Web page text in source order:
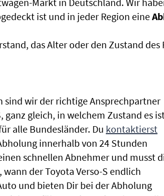
ist und in jeder Region eine
das Alter oder den Zustand des
sind wir der richtige Ansprechpartner
ganz gleich, in welchem Zustand es
alle Bundesländer. Du kontaktierst
innerhalb von 24 Stunden
schnellen Abnehmer und musst
der Toyota Verso-S endlich
und bieten Dir bei der Abholung